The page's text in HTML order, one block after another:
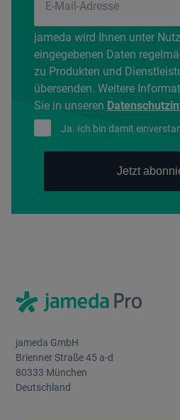
jameda wird Ihnen unter
eingegebenen Daten
zu Produkten und
übersenden. Weitere
Sie in unseren
Ja. Ich bin damit
jameda GmbH
Brienner Straße 45 a-d
80333 München
Deutschland